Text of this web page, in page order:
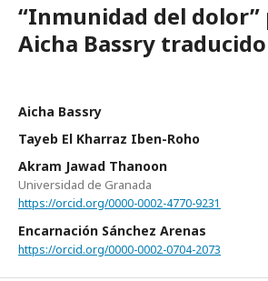
“Inmunidad del dolor”
Aicha Bassry
Aicha Bassry
Tayeb El Kharraz Iben-Roho
Akram Jawad Thanoon
Universidad de Granada
https://orcid.org/0000-0002-4770-9231
Encarnación Sánchez Arenas
https://orcid.org/0000-0002-0704-2073